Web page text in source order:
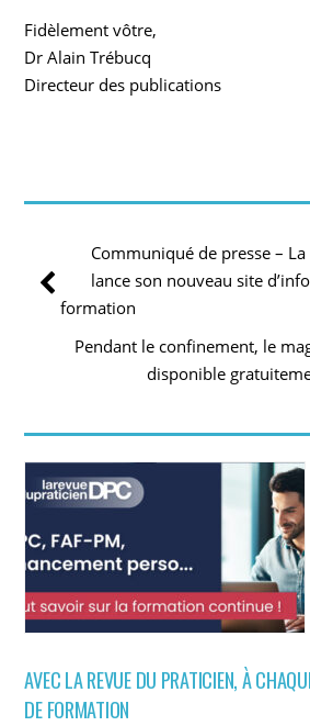
Fidèlement vôtre,
Dr Alain Trébucq
Directeur des publications
Communiqué de presse –
lance son nouveau site
formation
Pendant le confinement, le
disponible
AVEC LA REVUE DU PRATICIEN, À
DE FORMATION